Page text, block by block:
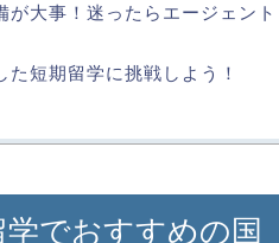
大事！迷ったらエージェント
短期留学に挑戦しよう！
でおすすめの国